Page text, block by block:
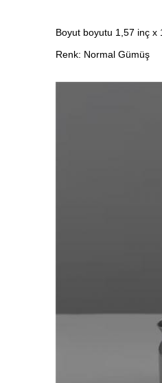
Boyut boyutu 1,57 inç x
Renk: Normal Gümüş